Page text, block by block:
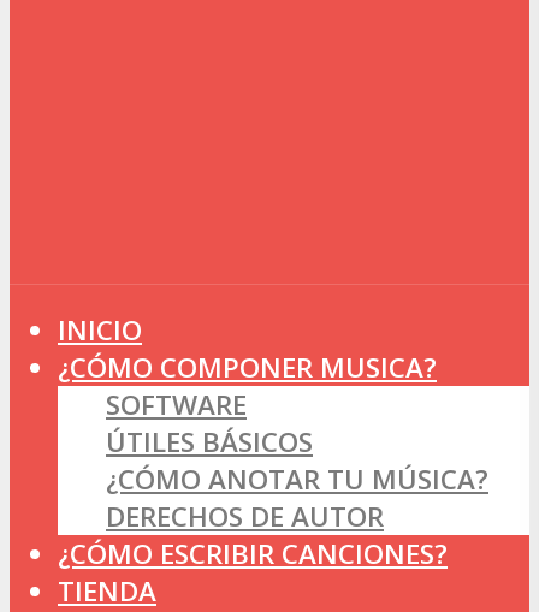
INICIO
¿CÓMO COMPONER MUSICA?
SOFTWARE
ÚTILES BÁSICOS
¿CÓMO ANOTAR TU MÚSICA?
DERECHOS DE AUTOR
¿CÓMO ESCRIBIR CANCIONES?
TIENDA